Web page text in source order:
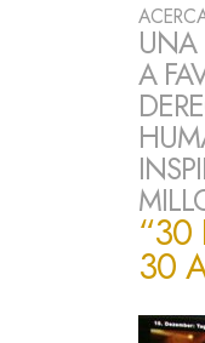
UNA
A
“30
30